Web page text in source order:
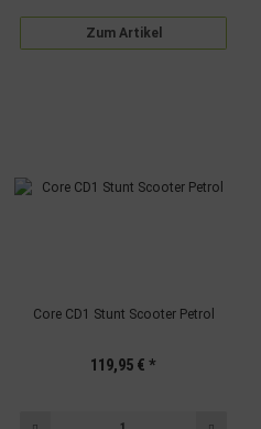
Zum Artikel
Core CD1 Stunt Scooter Petrol
119,95 € *